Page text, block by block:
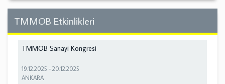
TMMOB Etkinlikleri
TMMOB Sanayi Kongresi
19.12.2025 -20.12.2025
ANKARA